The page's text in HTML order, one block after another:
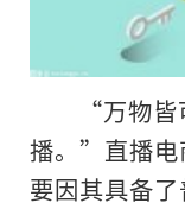
“万物
播。”直播电
要因其具备了